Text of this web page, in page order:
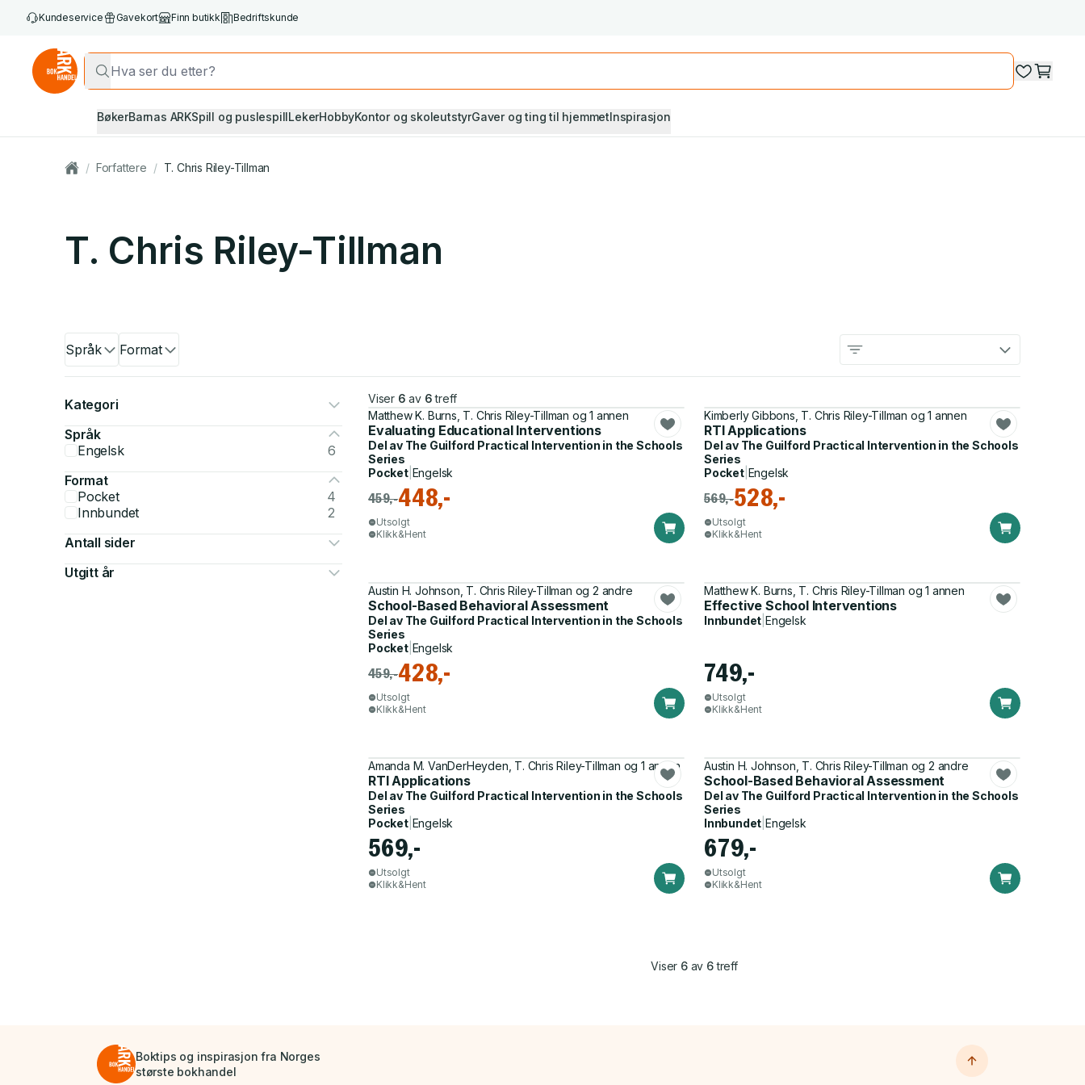
Kundeservice Gavekort Finn butikk Bedriftskunde
BøkerBarnas ARKSpill og puslespillLekerHobbyKontor og skoleutstyrGaver og ting til hjemmetInspirasjon
/ Forfattere / T. Chris Riley-Tillman
T. Chris Riley-Tillman
Språk Format
Kategori
Språk
Engelsk
6
Format
Pocket
4
Innbundet
2
Antall sider
Utgitt år
Viser 6 av 6 treff
Matthew K. Burns, T. Chris Riley-Tillman og 1 annen
Evaluating Educational Interventions
Del av The Guilford Practical Intervention in the Schools
Series
Pocket| Engelsk
459,-448,-
Utsolgt
Klikk&Hent
Kimberly Gibbons, T. Chris Riley-Tillman og 1 annen
RTI Applications
Del av The Guilford Practical Intervention in the Schools
Series
Pocket| Engelsk
569,-528,-
Utsolgt
Klikk&Hent
Austin H. Johnson, T. Chris Riley-Tillman og 2 andre
School-Based Behavioral Assessment
Del av The Guilford Practical Intervention in the Schools
Series
Pocket| Engelsk
459,-428,-
Utsolgt
Klikk&Hent
Matthew K. Burns, T. Chris Riley-Tillman og 1 annen
Effective School Interventions
Innbundet |Engelsk
749,-
Utsolgt
Klikk&Hent
Amanda M. VanDerHeyden, T. Chris Riley-Tillman og 1 annen
RTI Applications
Del av The Guilford Practical Intervention in the Schools
Series
Pocket| Engelsk
569,-
Utsolgt
Klikk&Hent
Austin H. Johnson, T. Chris Riley-Tillman og 2 andre
School-Based Behavioral Assessment
Del av The Guilford Practical Intervention in the Schools
Series
Innbundet |Engelsk
679,-
Utsolgt
Klikk&Hent
Viser 6av 6treff
Boktips og inspirasjon fra Norges
største bokhandel